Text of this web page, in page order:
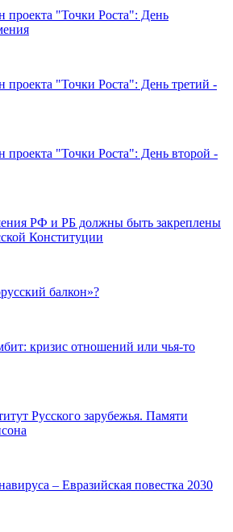
проекта "Точки Роста": День
проекта "Точки Роста": День третий -
проекта "Точки Роста": День второй -
РФ и РБ должны быть закреплены
Конституции
балкон»?
кризис отношений или чья-то
Русского зарубежья. Памяти
– Евразийская повестка 2030